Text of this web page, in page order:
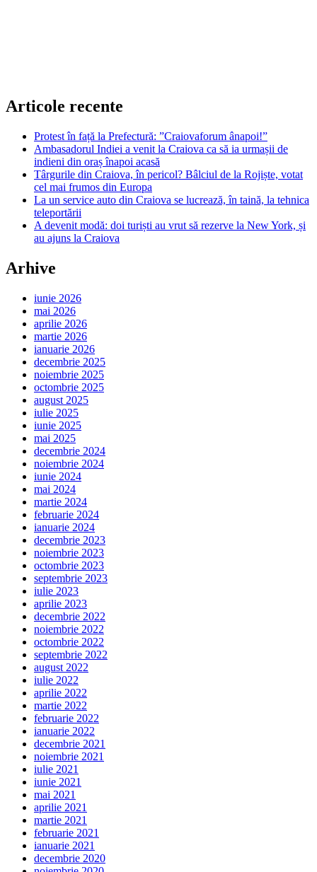
Articole recente
Protest în față la Prefectură: ”Craiovaforum ânapoi!”
Ambasadorul Indiei a venit la Craiova ca să ia urmașii de
indieni din oraș înapoi acasă
Târgurile din Craiova, în pericol? Bâlciul de la Rojiște, votat
cel mai frumos din Europa
La un service auto din Craiova se lucrează, în taină, la tehnica
teleportării
A devenit modă: doi turiști au vrut să rezerve la New York, și
au ajuns la Craiova
Arhive
iunie 2026
mai 2026
aprilie 2026
martie 2026
ianuarie 2026
decembrie 2025
noiembrie 2025
octombrie 2025
august 2025
iulie 2025
iunie 2025
mai 2025
decembrie 2024
noiembrie 2024
iunie 2024
mai 2024
martie 2024
februarie 2024
ianuarie 2024
decembrie 2023
noiembrie 2023
octombrie 2023
septembrie 2023
iulie 2023
aprilie 2023
decembrie 2022
noiembrie 2022
octombrie 2022
septembrie 2022
august 2022
iulie 2022
aprilie 2022
martie 2022
februarie 2022
ianuarie 2022
decembrie 2021
noiembrie 2021
iulie 2021
iunie 2021
mai 2021
aprilie 2021
martie 2021
februarie 2021
ianuarie 2021
decembrie 2020